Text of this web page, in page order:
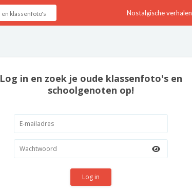
Nostalgische verhalen
Log in en zoek je oude klassenfoto's en
schoolgenoten op!
Log in